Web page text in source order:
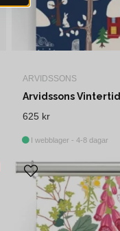
ARVIDSSONS
Arvidssons
625 kr
I webblager - 4-8 dagar